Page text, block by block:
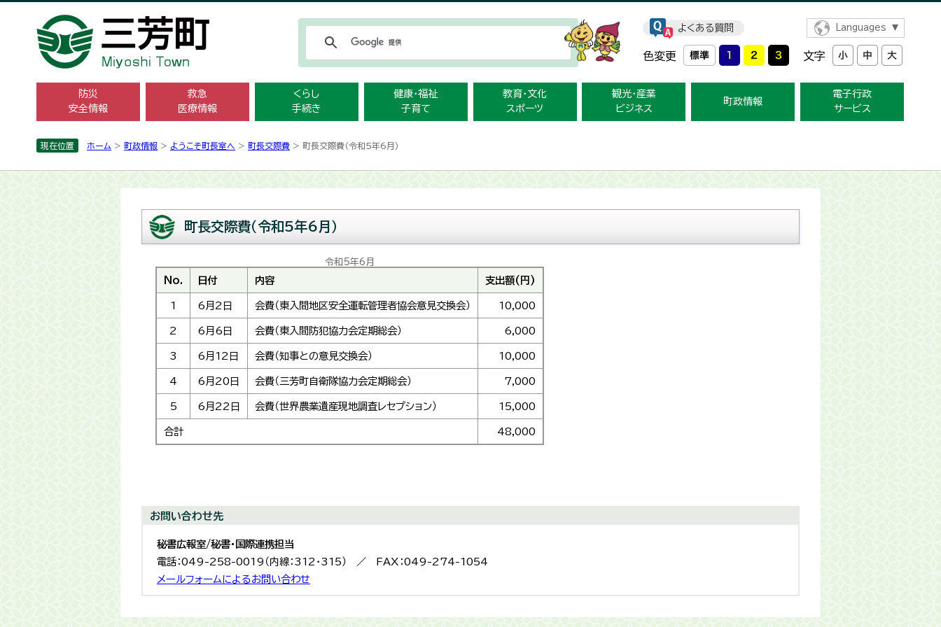
よくある質問 Languages
色変更 文字
防災
安全情報
救急
医療情報
くらし
手続き
健康・福祉
子育て
教育・文化
スポーツ
観光・産業
ビジネス
町政情報
電子行政
サービス
現在位置 ホーム > 町政情報 > ようこそ町長室へ > 町長交際費 > 町長交際費（令和5年6月）
町長交際費（令和5年6月）
令和5年6月
No. 日付 内容 支出額(円)
1 6月2日 会費（東入間地区安全運転管理者協会意見交換会） 10,000
2 6月6日 会費（東入間防犯協力会定期総会） 6,000
3 6月12日 会費（知事との意見交換会） 10,000
4 6月20日 会費（三芳町自衛隊協力会定期総会） 7,000
5 6月22日 会費（世界農業遺産現地調査レセプション） 15,000
合計 48,000
お問い合わせ先
秘書広報室/秘書・国際連携担当
電話：049-258-0019（内線：312・315） ／ FAX：049-274-1054
メールフォームによるお問い合わせ